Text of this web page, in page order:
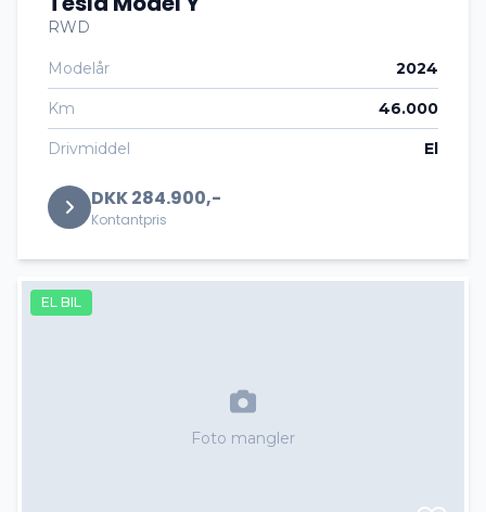
RWD
Modelår 2024
Km 46.000
Drivmiddel El
DKK 284.900,-
Kontantpris
EL BIL
Foto mangler